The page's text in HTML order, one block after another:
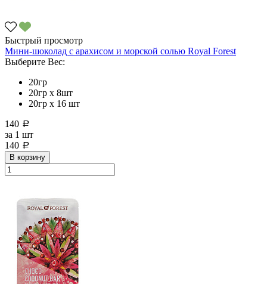
Быстрый просмотр
Мини-шоколад с арахисом и морской солью Royal Forest
Выберите Вес:
20гр
20гр x 8шт
20гр х 16 шт
140 a
за 1 шт
140 a
В корзину